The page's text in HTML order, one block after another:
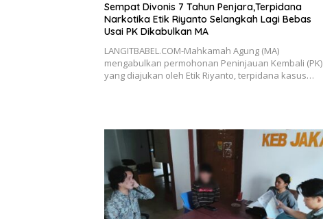
Sempat Divonis 7 Tahun Penjara,Terpidana
Narkotika Etik Riyanto Selangkah Lagi Bebas
Usai PK Dikabulkan MA
LANGITBABEL.COM-Mahkamah Agung (MA)
mengabulkan permohonan Peninjauan Kembali (PK)
yang diajukan oleh Etik Riyanto, terpidana kasus…